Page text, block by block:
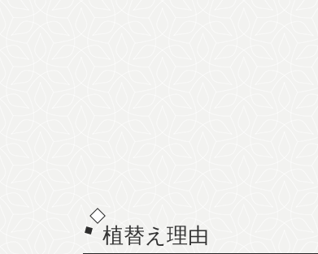
植替え理由